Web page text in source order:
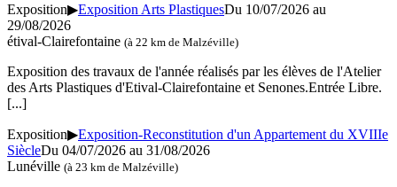
Exposition▶Exposition Arts PlastiquesDu 10/07/2026 au
29/08/2026
étival-Clairefontaine (à 22 km de Malzéville)
Exposition des travaux de l'année réalisés par les élèves de l'Atelier
des Arts Plastiques d'Etival-Clairefontaine et Senones.Entrée Libre.
[...]
Exposition▶Exposition-Reconstitution d'un Appartement du XVIIIe
SiècleDu 04/07/2026 au 31/08/2026
Lunéville (à 23 km de Malzéville)